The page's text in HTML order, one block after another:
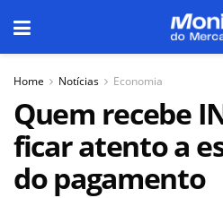
Home Notícias Economia
Quem recebe
ficar atento a
do pagamento